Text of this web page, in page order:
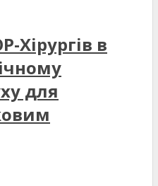
Хірургів в
для